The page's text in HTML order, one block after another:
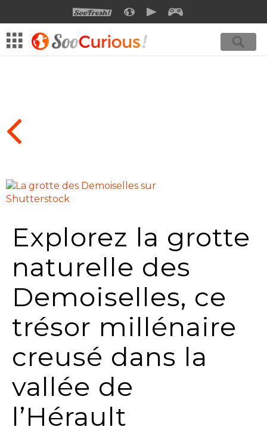
SOOFRESHSOOCURIOUSSOOMOTION
Explorez la grotte
naturelle des
Demoiselles, ce
trésor millénaire
creusé dans la
vallée de
l’Hérault